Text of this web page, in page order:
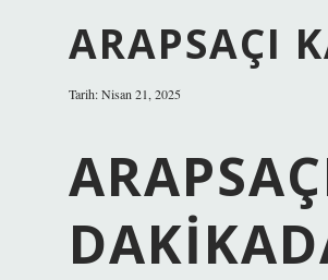
ARAPSAÇI
Tarih: Nisan 21, 2025